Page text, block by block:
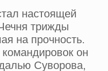
настоящей
трижды
на прочность.
он
Суворова,